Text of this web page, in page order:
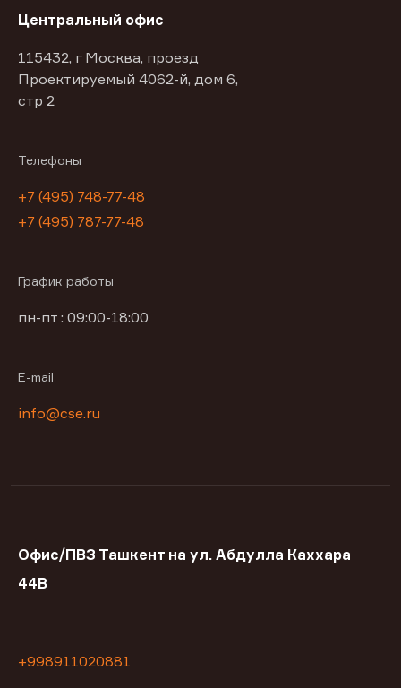
Центральный офис
115432, г Москва, проезд
Проектируемый 4062-й, дом 6,
стр 2
Телефоны
+7 (495) 748-77-48
+7 (495) 787-77-48
График работы
пн-пт : 09:00-18:00
E-mail
info@cse.ru
Офис/ПВЗ Ташкент на ул. Абдулла Каххара
44В
+998911020881